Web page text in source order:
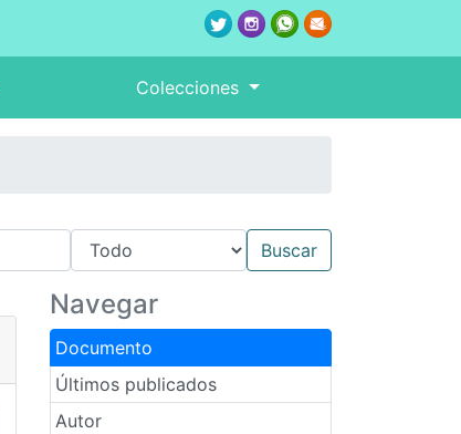
Colecciones
Navegar
Documento
Últimos publicados
Autor